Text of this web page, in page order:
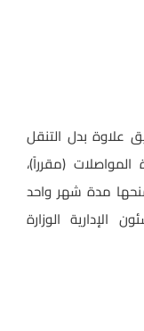
علاوة بدل التنقل
(مقرراً)،
مدة شهر واحد
الإدارية الوزارة